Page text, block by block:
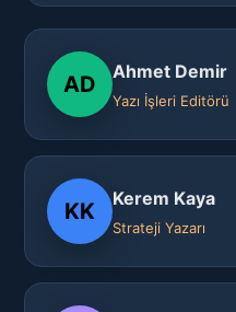
AD
Ahmet Demir
Yazı İşleri Editörü
KK
Kerem Kaya
Strateji Yazarı